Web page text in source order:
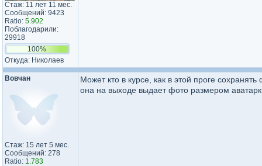
Стаж: 11 лет 11 мес.
Сообщений: 9423
Ratio: 5.902
Поблагодарили:
29918
100%
Откуда: Николаев
Вовчан
Стаж: 15 лет 5 мес.
Сообщений: 278
Ratio: 1.783
Может кто в курсе, как в этой проге
она на выходе выдает фото размером